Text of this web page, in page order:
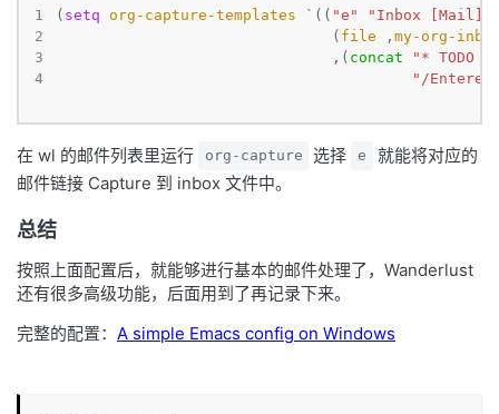
1
2
3
4
( setq org-capture-templates ` (( "e"
"Inbox [Mail]"
                               (
file , my-org-
, ( concat
"* TODO
"/Entered
在 wl 的邮件列表里运行 org-capture 选择 e
就能将对应的
邮件链接 Capture 到 inbox 文件中。
总结
按照上面配置后，就能够进行基本的邮件处理了，Wanderlust
还有很多高级功能，后面用到了再记录下来。
完整的配置： A simple Emacs config on Windows